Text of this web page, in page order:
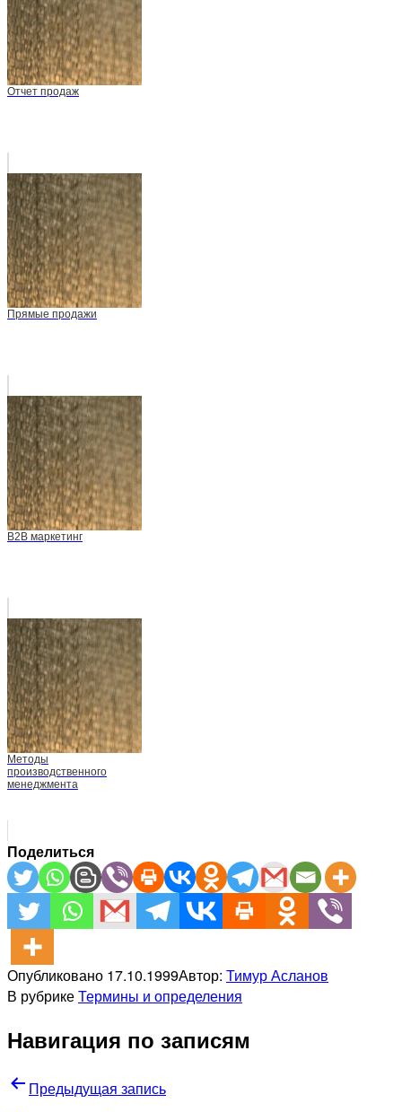
Отчет продаж
Прямые продажи
B2B маркетинг
Методы
производственного
менеджмента
Поделиться
Опубликовано 17.10.1999Автор: Тимур Асланов
В рубрикеТермины и определения
Навигация по записям
Предыдущая запись